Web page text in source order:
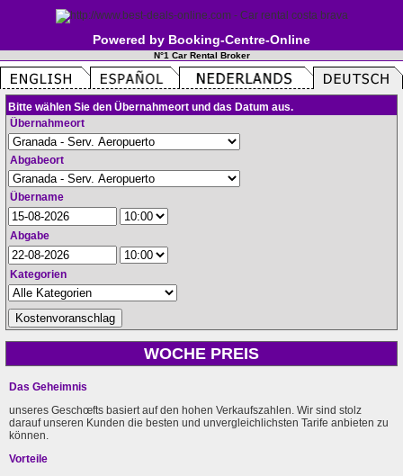
Powered by Booking-Centre-Online
N°1 Car Rental Broker
Bitte wählen Sie den Übernahmeort und das Datum aus.
Übernahmeort
Abgabeort
Übername
Abgabe
Kategorien
WOCHE PREIS
Das Geheimnis
unseres Geschœfts basiert auf den hohen Verkaufszahlen. Wir sind stolz
darauf unseren Kunden die besten und unvergleichlichsten Tarife anbieten zu
können.
Vorteile